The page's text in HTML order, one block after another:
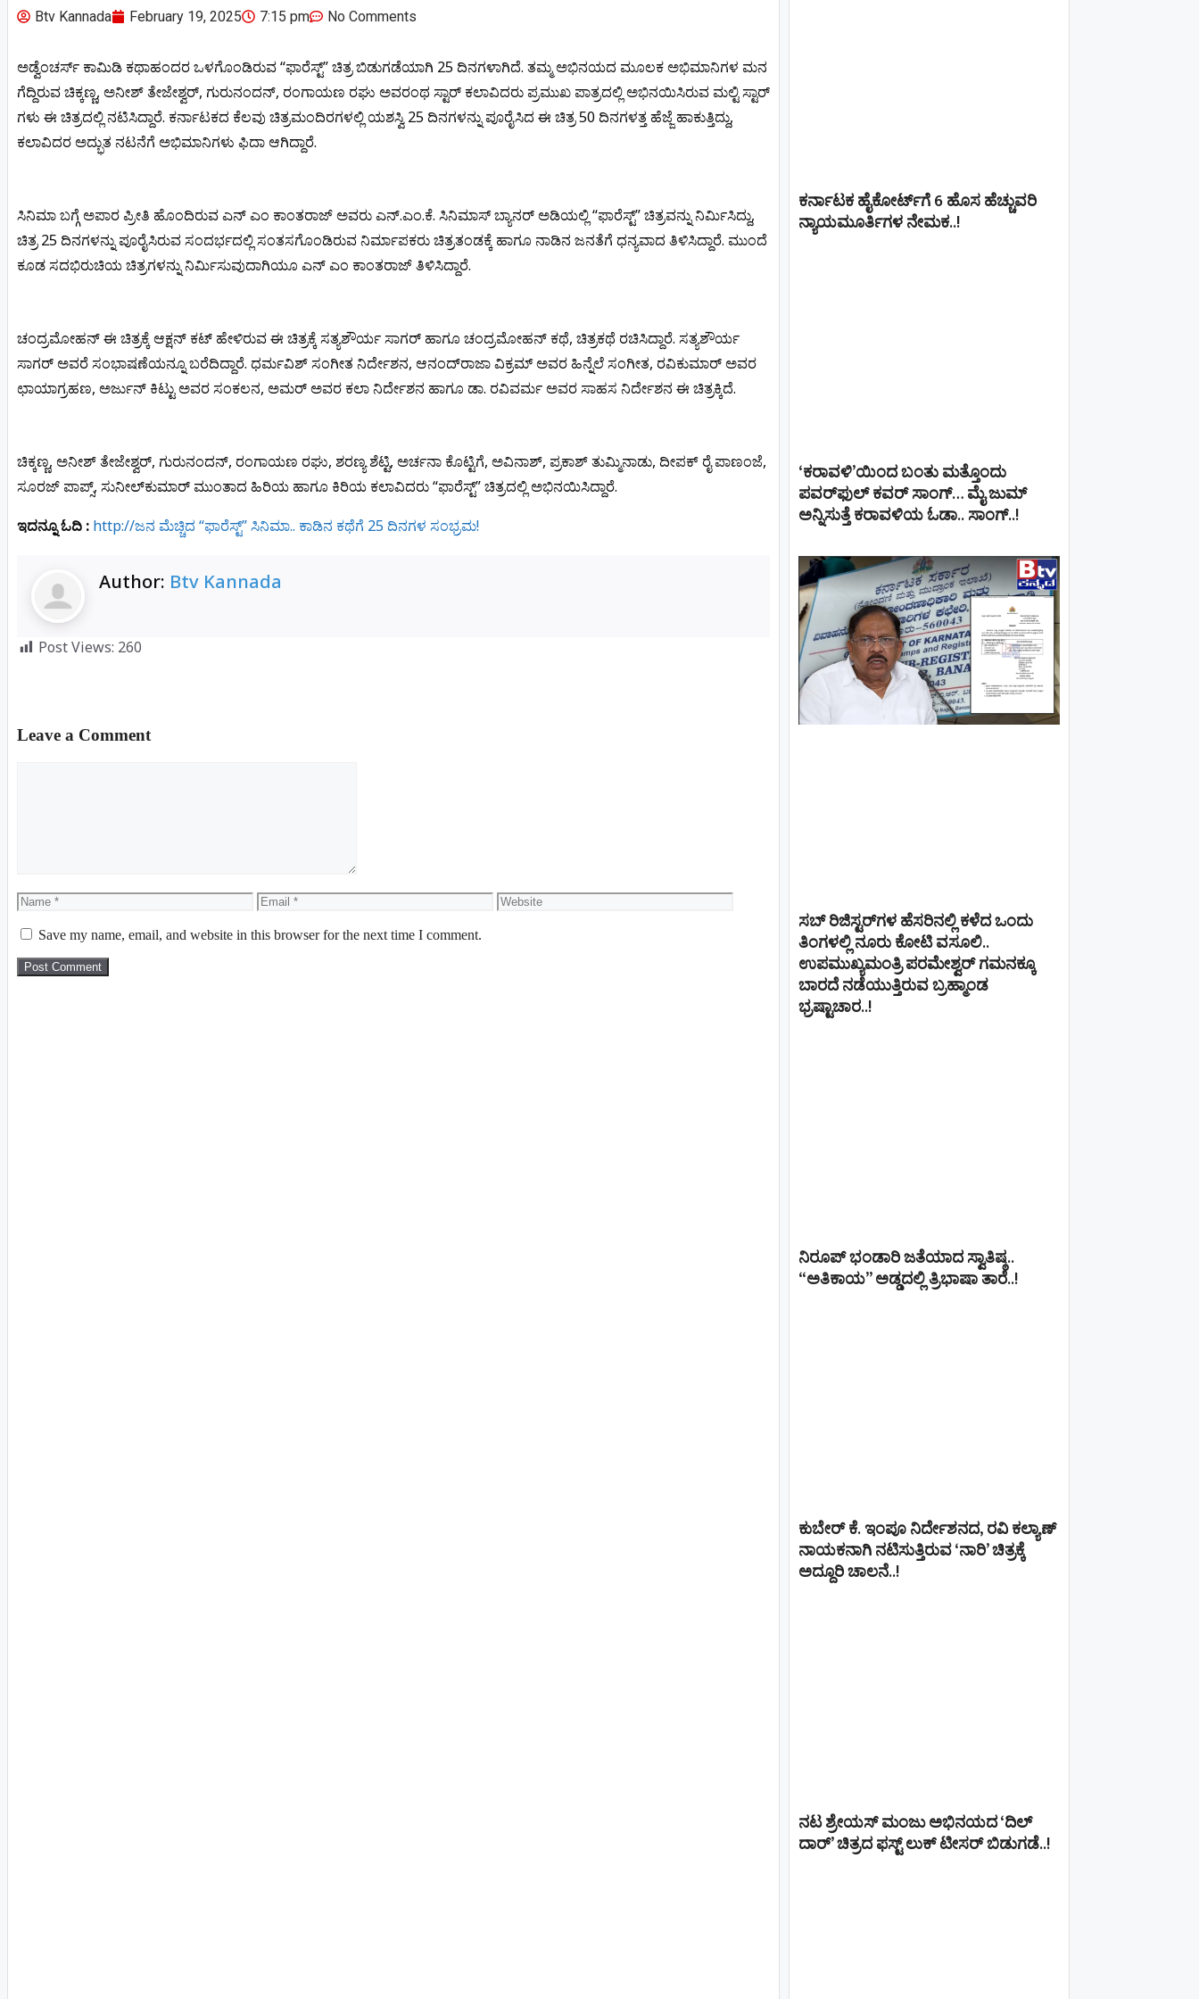
Btv Kannada February 19, 2025 7:15 pm No Comments
ಅಡ್ವೆಂಚರ್ಸ್ ಕಾಮಿಡಿ ಕಥಾಹಂದರ ಒಳಗೊಂಡಿರುವ “ಫಾರೆಸ್ಟ್” ಚಿತ್ರ ಬಿಡುಗಡೆಯಾಗಿ 25 ದಿನಗಳಾಗಿದೆ. ತಮ್ಮ ಅಭಿನಯದ ಮೂಲಕ ಅಭಿಮಾನಿಗಳ ಮನ
ಗೆದ್ದಿರುವ ಚಿಕ್ಕಣ್ಣ, ಅನೀಶ್ ತೇಜೇಶ್ವರ್, ಗುರುನಂದನ್, ರಂಗಾಯಣ ರಘು ಅವರಂಥ ಸ್ಟಾರ್ ಕಲಾವಿದರು ಪ್ರಮುಖ ಪಾತ್ರದಲ್ಲಿ ಅಭಿನಯಿಸಿರುವ ಮಲ್ಟಿ ಸ್ಟಾರ್​​
ಗಳು ಈ ಚಿತ್ರದಲ್ಲಿ ನಟಿಸಿದ್ದಾರೆ. ಕರ್ನಾಟಕದ ಕೆಲವು ಚಿತ್ರಮಂದಿರಗಳಲ್ಲಿ ಯಶಸ್ವಿ 25 ದಿನಗಳನ್ನು ಪೂರೈಸಿದ ಈ ಚಿತ್ರ 50 ದಿನಗಳತ್ತ ಹೆಜ್ಜೆ ಹಾಕುತ್ತಿದ್ದು,
ಕಲಾವಿದರ ಅದ್ಭುತ ನಟನೆಗೆ ಅಭಿಮಾನಿಗಳು ಫಿದಾ ಆಗಿದ್ದಾರೆ.
ಸಿನಿಮಾ ಬಗ್ಗೆ ಅಪಾರ ಪ್ರೀತಿ ಹೊಂದಿರುವ ಎನ್ ಎಂ ಕಾಂತರಾಜ್ ಅವರು ಎನ್.ಎಂ.ಕೆ. ಸಿನಿಮಾಸ್ ಬ್ಯಾನರ್ ಅಡಿಯಲ್ಲಿ “ಫಾರೆಸ್ಟ್” ಚಿತ್ರವನ್ನು ನಿರ್ಮಿಸಿದ್ದು,
ಚಿತ್ರ 25 ದಿನಗಳನ್ನು ಪೂರೈಸಿರುವ ಸಂದರ್ಭದಲ್ಲಿ ಸಂತಸಗೊಂಡಿರುವ ನಿರ್ಮಾಪಕರು ಚಿತ್ರತಂಡಕ್ಕೆ ಹಾಗೂ ನಾಡಿನ‌ ಜನತೆಗೆ ಧನ್ಯವಾದ ತಿಳಿಸಿದ್ದಾರೆ. ಮುಂದೆ
ಕೂಡ ಸದಭಿರುಚಿಯ ಚಿತ್ರಗಳನ್ನು ನಿರ್ಮಿಸುವುದಾಗಿಯೂ ಎನ್ ಎಂ ಕಾಂತರಾಜ್ ತಿಳಿಸಿದ್ದಾರೆ.
ಚಂದ್ರಮೋಹನ್ ಈ ಚಿತ್ರಕ್ಕೆ ಆಕ್ಷನ್ ಕಟ್ ಹೇಳಿರುವ ಈ ಚಿತ್ರಕ್ಕೆ ಸತ್ಯಶೌರ್ಯ ಸಾಗರ್ ಹಾಗೂ ಚಂದ್ರಮೋಹನ್ ಕಥೆ, ಚಿತ್ರಕಥೆ ರಚಿಸಿದ್ದಾರೆ. ಸತ್ಯಶೌರ್ಯ
ಸಾಗರ್ ಅವರೆ ಸಂಭಾಷಣೆಯನ್ನೂ ಬರೆದಿದ್ದಾರೆ. ಧರ್ಮವಿಶ್ ಸಂಗೀತ ನಿರ್ದೇಶನ, ಆನಂದ್‌ರಾಜಾ ವಿಕ್ರಮ್ ಅವರ ಹಿನ್ನೆಲೆ ಸಂಗೀತ, ರವಿಕುಮಾರ್ ಅವರ
ಛಾಯಾಗ್ರಹಣ, ಅರ್ಜುನ್ ಕಿಟ್ಟು ಅವರ ಸಂಕಲನ, ಅಮರ್ ಅವರ ಕಲಾ ನಿರ್ದೇಶನ ಹಾಗೂ ಡಾ. ರವಿವರ್ಮ ಅವರ ಸಾಹಸ ನಿರ್ದೇಶನ ಈ ಚಿತ್ರಕ್ಕಿದೆ.
ಚಿಕ್ಕಣ್ಣ, ಅನೀಶ್ ತೇಜೇಶ್ವರ್, ಗುರುನಂದನ್, ರಂಗಾಯಣ ರಘು, ಶರಣ್ಯ ಶೆಟ್ಟಿ, ಅರ್ಚನಾ ಕೊಟ್ಟಿಗೆ, ಅವಿನಾಶ್, ಪ್ರಕಾಶ್ ತುಮ್ಮಿನಾಡು, ದೀಪಕ್ ರೈ ಪಾಣಂಜೆ,
ಸೂರಜ್ ಪಾಪ್ಸ್, ಸುನೀಲ್‌ಕುಮಾರ್ ಮುಂತಾದ ಹಿರಿಯ ಹಾಗೂ ಕಿರಿಯ ಕಲಾವಿದರು “ಫಾರೆಸ್ಟ್” ಚಿತ್ರದಲ್ಲಿ ಅಭಿನಯಿಸಿದ್ದಾರೆ.
ಇದನ್ನೂ ಓದಿ : http://ಜನ‌ ಮೆಚ್ಚಿದ “ಫಾರೆಸ್ಟ್” ಸಿನಿಮಾ.. ಕಾಡಿನ ಕಥೆಗೆ 25 ದಿನಗಳ ಸಂಭ್ರಮ!
Author: Btv Kannada
Post Views: 260
Leave a Comment
Save my name, email, and website in this browser for the next time I comment.
ಕರ್ನಾಟಕ ಹೈಕೋರ್ಟ್‌ಗೆ 6 ಹೊಸ ಹೆಚ್ಚುವರಿ
ನ್ಯಾಯಮೂರ್ತಿಗಳ ನೇಮಕ..!
‘ಕರಾವಳಿ’ಯಿಂದ ಬಂತು ಮತ್ತೊಂದು
ಪವರ್‌ಫುಲ್ ಕವರ್ ಸಾಂಗ್… ಮೈ ಜುಮ್
ಅನ್ನಿಸುತ್ತೆ ಕರಾವಳಿಯ ಓಡಾ.. ಸಾಂಗ್‌..!
ಸಬ್ ರಿಜಿಸ್ಟರ್​ಗಳ ಹೆಸರಿನಲ್ಲಿ ಕಳೆದ ಒಂದು
ತಿಂಗಳಲ್ಲಿ ನೂರು ಕೋಟಿ ವಸೂಲಿ..
ಉಪಮುಖ್ಯಮಂತ್ರಿ ಪರಮೇಶ್ವರ್​ ಗಮನಕ್ಕೂ
ಬಾರದೆ ನಡೆಯುತ್ತಿರುವ ಬ್ರಹ್ಮಾಂಡ
ಭ್ರಷ್ಟಾಚಾರ..!
ನಿರೂಪ್ ಭಂಡಾರಿ ಜತೆಯಾದ ಸ್ವಾತಿಷ್ಠ..
“ಅತಿಕಾಯ” ಅಡ್ಡದಲ್ಲಿ ತ್ರಿಭಾಷಾ ತಾರೆ..!
ಕುಬೇರ್ ಕೆ. ಇಂಪೂ ನಿರ್ದೇಶನದ, ರವಿ ಕಲ್ಯಾಣ್‍
ನಾಯಕನಾಗಿ ನಟಿಸುತ್ತಿರುವ ‘ನಾರಿ’ ಚಿತ್ರಕ್ಕೆ
ಅದ್ದೂರಿ ಚಾಲನೆ..!
ನಟ ಶ್ರೇಯಸ್ ಮಂಜು ಅಭಿನಯದ ‘ದಿಲ್
ದಾರ್’ ಚಿತ್ರದ ಫಸ್ಟ್ ಲುಕ್ ಟೀಸರ್ ಬಿಡುಗಡೆ..!